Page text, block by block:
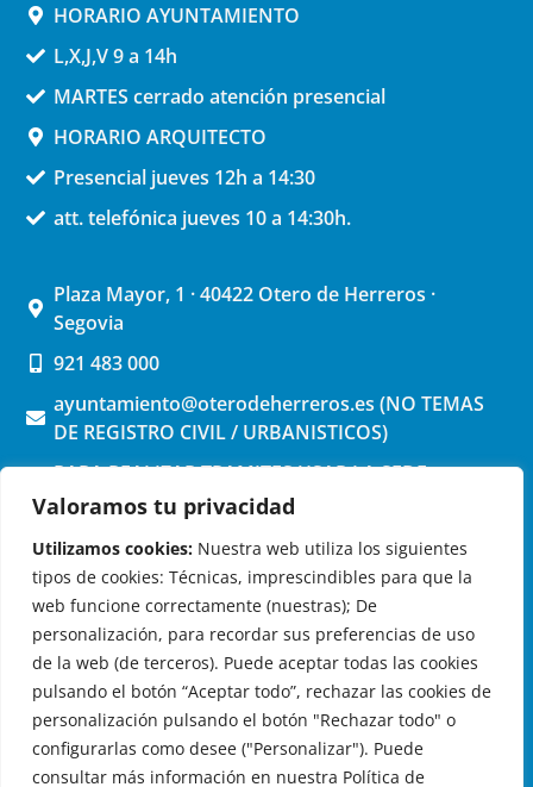
Valoramos tu privacidad
Utilizamos cookies: Nuestra web utiliza los siguientes
tipos de cookies: Técnicas, imprescindibles para que la
web funcione correctamente (nuestras); De
personalización, para recordar sus preferencias de uso
de la web (de terceros). Puede aceptar todas las cookies
pulsando el botón “Aceptar todo”, rechazar las cookies de
personalización pulsando el botón "Rechazar todo" o
configurarlas como desee ("Personalizar"). Puede
consultar más información en nuestra Política de
HORARIO AYUNTAMIENTO
L,X,J,V 9 a 14h
MARTES cerrado atención presencial
HORARIO ARQUITECTO
Presencial jueves 12h a 14:30
att. telefónica jueves 10 a 14:30h.
Plaza Mayor, 1 · 40422 Otero de Herreros ·
Segovia
921 483 000
ayuntamiento@oterodeherreros.es (NO TEMAS
DE REGISTRO CIVIL / URBANISTICOS)
PARA REALIZAR TRAMITES USAR LA SEDE
ELECTRONICA (pinchar aquí)
OTERO DE HERREROS EN LAS REDES